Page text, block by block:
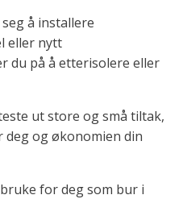
å installere
eller nytt
du på å etterisolere eller
ut store og små tiltak,
deg og økonomien din
for deg som bur i